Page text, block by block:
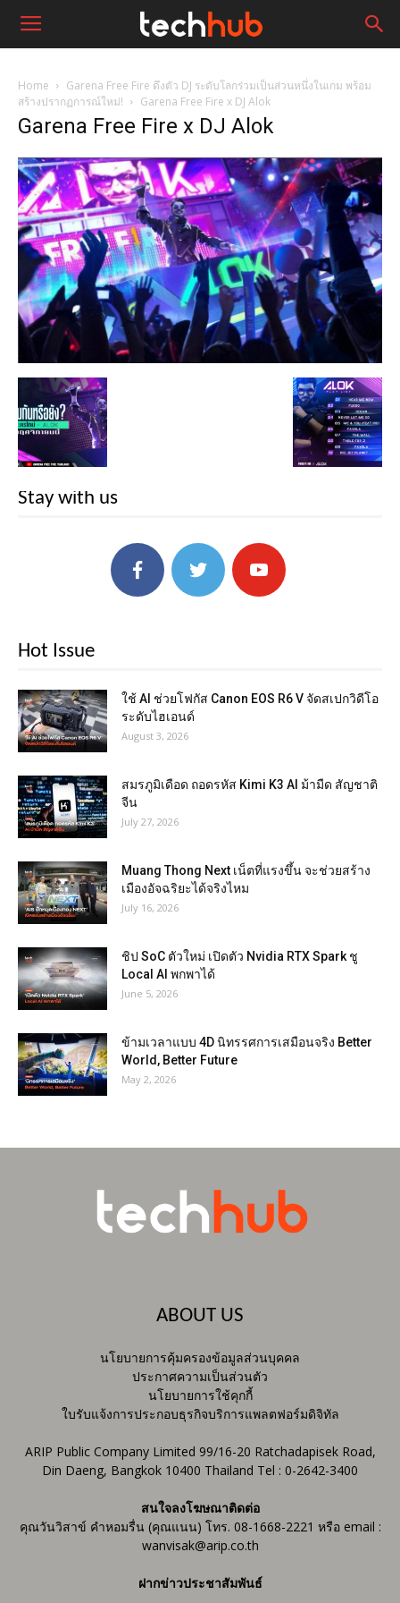
Home
Garena Free Fire ดึงตัว DJ ระดับโลกร่วมเป็นส่วนหนึ่งในเกม พร้อม
สร้างปรากฏการณ์ใหม่!
Garena Free Fire x DJ Alok
Garena Free Fire x DJ Alok
Stay with us
Hot Issue
ใช้ AI ช่วยโฟกัส Canon EOS R6 V จัดสเปกวิดีโอ
ระดับไฮเอนด์
August 3, 2026
สมรภูมิเดือด ถอดรหัส Kimi K3 AI ม้ามืด สัญชาติ
จีน
July 27, 2026
Muang Thong Next เน็ตที่แรงขึ้น จะช่วยสร้าง
เมืองอัจฉริยะได้จริงไหม
July 16, 2026
ชิป SoC ตัวใหม่ เปิดตัว Nvidia RTX Spark ชู
Local AI พกพาได้
June 5, 2026
ข้ามเวลาแบบ 4D นิทรรศการเสมือนจริง Better
World, Better Future
May 2, 2026
ABOUT US
นโยบายการคุ้มครองข้อมูลส่วนบุคคล
ประกาศความเป็นส่วนตัว
นโยบายการใช้คุกกี้
ใบรับแจ้งการประกอบธุรกิจบริการแพลตฟอร์มดิจิทัล
ARIP Public Company Limited 99/16-20 Ratchadapisek Road,
Din Daeng, Bangkok 10400 Thailand Tel : 0-2642-3400
สนใจลงโฆษณาติดต่อ
คุณวันวิสาข์ คำหอมรื่น (คุณแนน) โทร. 08-1668-2221 หรือ email :
wanvisak@arip.co.th
ฝากข่าวประชาสัมพันธ์